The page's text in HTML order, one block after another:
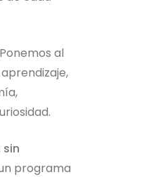
Ponemos al
programa